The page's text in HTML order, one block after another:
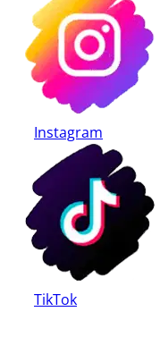
Instagram
TikTok